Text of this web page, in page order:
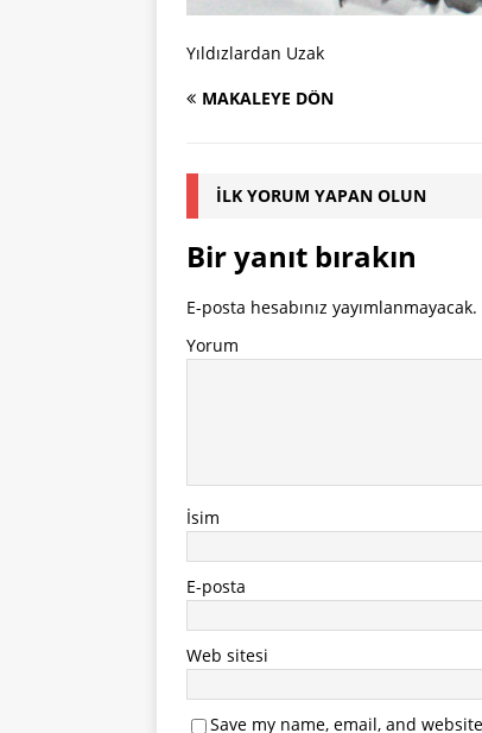
Yıldızlardan Uzak
MAKALEYE DÖN
İLK YORUM YAPAN OLUN
Bir yanıt bırakın
E-posta hesabınız yayımlanmayacak.
Yorum
İsim
E-posta
Web sitesi
Save my name, email, and